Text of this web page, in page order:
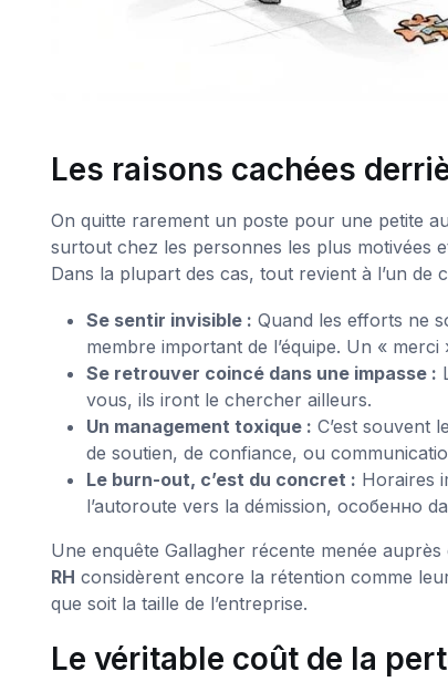
Les raisons cachées
On quitte rarement un poste pour une petite
surtout chez les personnes les plus motivées
Dans la plupart des cas, tout revient à l’un de
Se sentir invisible : Quand les efforts ne
membre important de l’équipe. Un «
Se retrouver coincé dans une impasse :
vous, ils iront le chercher ailleurs.
Un management toxique : C’est souvent
de soutien, de confiance, ou
Le burn-out, c’est du concret : Horaires
l’autoroute vers la démission, особенно
Une enquête Gallagher récente menée auprès
RH considèrent encore la rétention comme
que soit la taille de l’entreprise.
Le véritable coût de la